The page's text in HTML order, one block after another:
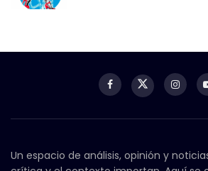
Un espacio de análisis, opinión y